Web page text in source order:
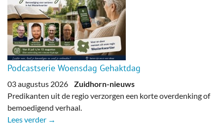
Podcastserie Woensdag Gehaktdag
03 augustus 2026 Zuidhorn-nieuws
Predikanten uit de regio verzorgen een korte overdenking of
bemoedigend verhaal.
Lees verder →